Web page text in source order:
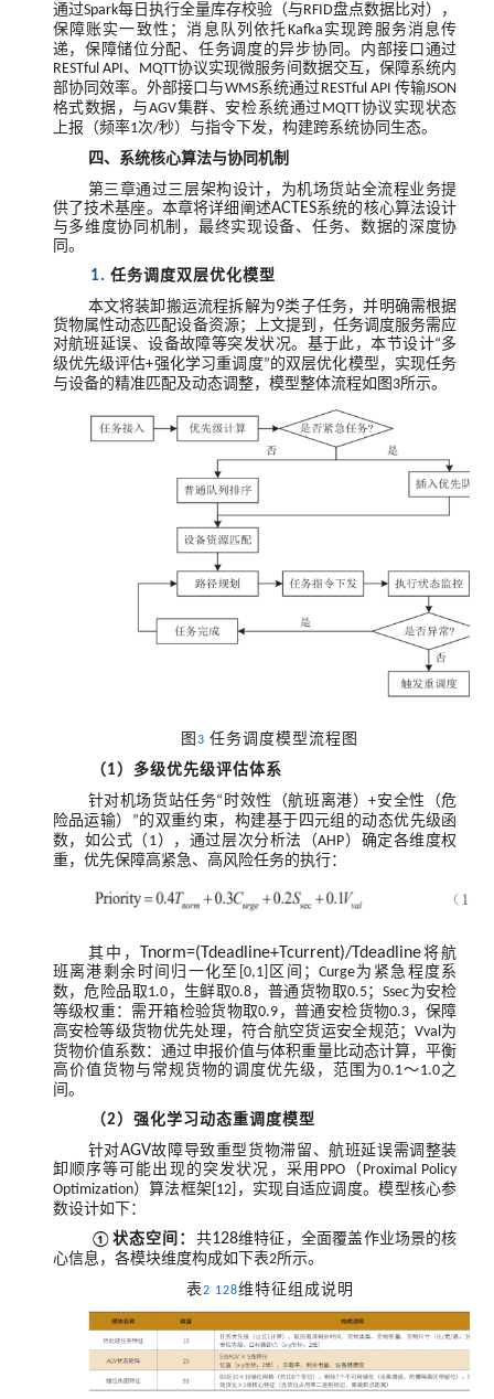
通过Spark每日执行全量库存校验（与RFID盘点数据比对），
保障账实一致性；消息队列依托Kafka 实现跨服务消息传
递，保障储位分配、任务调度的异步协同。内部接口通过
RESTful API、 MQTT协议实现微服务间数据交互，保障系统内
部协同效率。外部接口与WMS系统通过 RESTful API传输JSON
格式数据，与AGV集群、安检系统通过 MQTT协议实现状态
上报（频率1次/秒）与指令下发，构建跨系统协同生态。
四、 系统核心算法与协同机制
第三章通过三层架构设计，为机场货站全流程业务提
供了技术基座。本章将详细阐述ACTES系统的核心算法设计
与多维度协同机制，最终实现设备、任务、数据的深度协
同。
1. 任务调度双层优化模型
本文将装卸搬运流程拆解为9类子任务，并明确需根据
货物属性动态匹配设备资源；上文提到，任务调度服务需应
对航班延误、设备故障等突发状况。基于此，本节设计“多
级优先级评估+强化学习重调度”的双层优化模型，实现任务
与设备的精准匹配及动态调整，模型整体流程如图 3所示。
图3任务调度模型流程图
（ 1 ）多级优先级评估体系
针对机场货站任务“ 时效性（航班离港）+安全性（危
险品运输） ”的双重约束，构建基于四元组的动态优先级函
数，如公式（ 1），通过层次分析法（AHP）确定各维度权
重，优先保障高紧急、高风险任务的执行：
其中，Tnorm=(Tdeadline+Tcurrent)/Tdeadline将航
班离港剩余时间归一化至 [0,1] 区间；Curge为紧急程度系
数，危险品取1.0 ，生鲜取0.8 ，普通货物取0.5；Ssec为安检
等级权重：需开箱检验货物取0.9 ，普通安检货物0.3 ，保障
高安检等级货物优先处理，符合航空货运安全规范；Vval 为
货物价值系数：通过申报价值与体积重量比动态计算，平衡
高价值货物与常规货物的调度优先级，范围为0.1～1.0之
间。
（2 ）强化学习动态重调度模型
针对AGV故障导致重型货物滞留、航班延误需调整装
卸顺序等可能出现的突发状况，采用 PPO（Proximal Policy
Optimization）算法框架 [12] ，实现自适应调度。模型核心参
数设计如下：
① 状态空间： 共128维特征，全面覆盖作业场景的核
心信息，各模块维度构成如下表2所示。
表2 128维特征组成说明